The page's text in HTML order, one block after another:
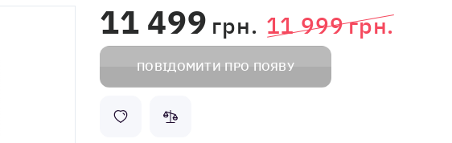
11 999грн.
11 499 грн.
ПОВІДОМИТИ ПРО ПОЯВУ